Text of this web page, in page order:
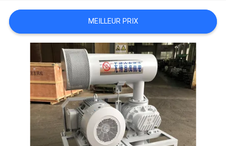
COMPANY
NEWS
PLAN
PRIVACY
MEILLEUR PRIX